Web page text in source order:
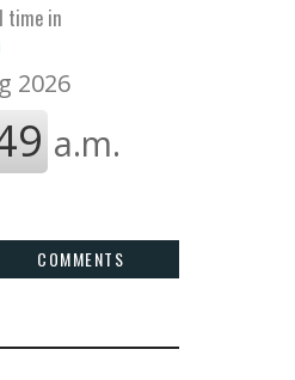
time in
COMMENTS